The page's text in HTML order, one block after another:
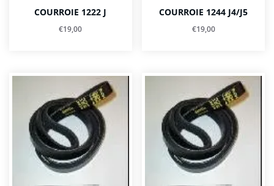
COURROIE 1222 J
€19,00
COURROIE 1244 J4/J5
€19,00